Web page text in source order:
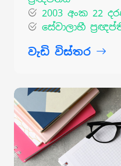
2003 අංක 22
සේවාලාභී
වැඩි විස්තර